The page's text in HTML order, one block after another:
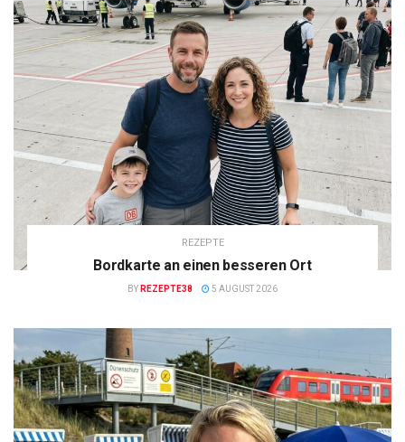
REZEPTE
Bordkarte an einen besseren Ort
BY REZEPTE38 5 AUGUST 2026